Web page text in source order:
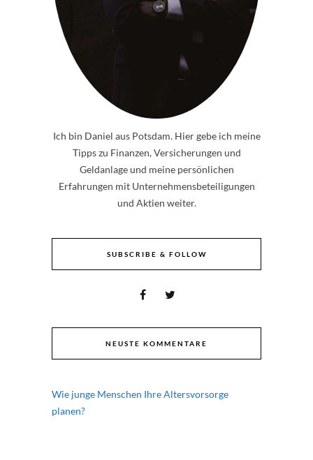
Ich bin Daniel aus Potsdam. Hier gebe ich meine
Tipps zu Finanzen, Versicherungen und
Geldanlage und meine persönlichen
Erfahrungen mit Unternehmensbeteiligungen
und Aktien weiter.
SUBSCRIBE & FOLLOW
NEUSTE KOMMENTARE
Wie junge Menschen Ihre Altersvorsorge
planen?